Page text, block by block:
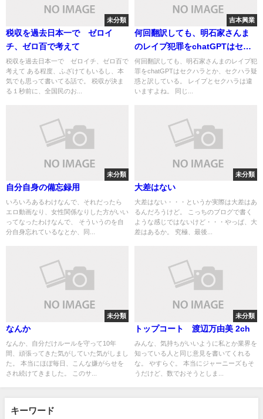
未分類
税収を過去日本一で ゼロイ
チ、ゼロ百で考えて
税収を過去日本一で ゼロイチ、ゼロ百で
考えて ある程度、ふざけてもいるし、本
気でも思って書いてる話で。 税収が決ま
る１秒前に、全国民のお...
吉本興業
何回翻訳しても、明石家さんま
のレイプ犯罪をchatGPTはセク
ハラとか、セクハラ疑惑と訳し
ている
何回翻訳しても、明石家さんまのレイプ犯
罪をchatGPTはセクハラとか、セクハラ疑
惑と訳している。 レイプとセクハラは違
いますよね。 同じ...
未分類
自分自身の備忘録用
いろいろあるわけなんで、それだったら
エロ動画なり、女性関係なりした方がいい
ってなったわけなんで、 そういうのを自
分自身忘れているなとか、同...
未分類
大差はない
大差はない・・・というか実際は大差はあ
るんだろうけど。 こっちのブログで書く
ような感じではないけど・・・やっぱ、大
差はあるか。 究極、最後...
未分類
なんか
なんか、自分だけルールを守って10年
間、頑張ってきた気がしていた気がしまし
た。 本当にほぼ毎日、こんな嫌がらせを
され続けてきました。 このサ...
未分類
トップコート 渡辺万由美 2ch
みんな、気持ちがいいように私とか業界を
知っている人と同じ意見を書いてくれる
な。 やすらぐ。 本当にジャーニーズもそ
うだけど、数でおそうとしま...
キーワード